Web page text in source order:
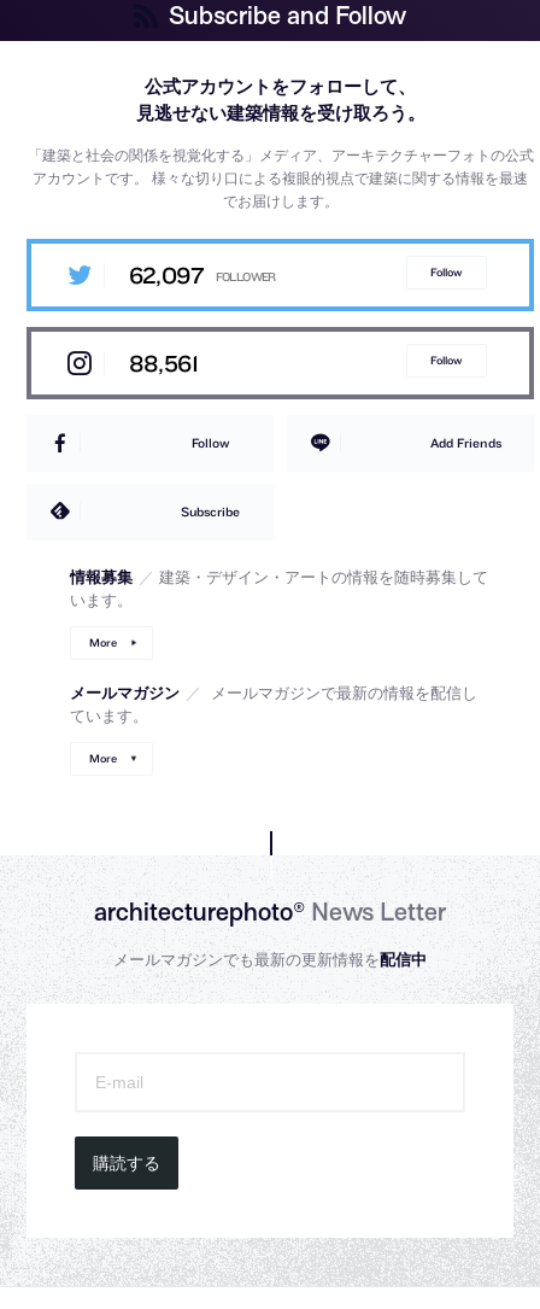
Subscribe and Follow
公式アカウントをフォローして、
見逃せない建築情報を受け取ろう。
「建築と社会の関係を視覚化する」メディア、アーキテクチャーフォトの公式
アカウントです。様々な切り口による複眼的視点で建築に関する情報を最速
でお届けします。
62,097 Follow
88,561 Follow
Follow Add Friends
Subscribe
情報募集 ／ 建築・デザイン・アートの情報を随時募集して
います。
More
メールマガジン ／
メールマガジンで最新の情報を配信し
ています。
More
architecturephoto®News Letter
メールマガジンでも最新の更新情報を配信中
購読する